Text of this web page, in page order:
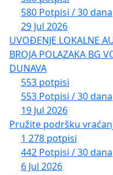
580 Potpisi / 30 dana
29 Jul 2026
UVOĐENJE LOKALNE
BROJA POLAZAKA BG
DUNAVA
553 potpisi
553 Potpisi / 30 dana
19 Jul 2026
Pružite podršku
1 278 potpisi
442 Potpisi / 30 dana
6 Jul 2026